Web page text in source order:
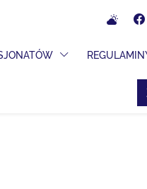
ROZWIJANEPRZEŁĄCZ MENU
Meteo